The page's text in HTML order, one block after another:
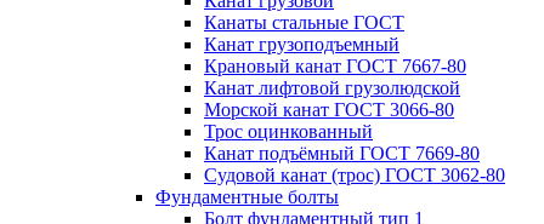
Канаты стальные ГОСТ
Канат грузоподъемный
Крановый канат ГОСТ 7667-80
Канат лифтовой грузолюдской
Морской канат ГОСТ 3066-80
Трос оцинкованный
Канат подъёмный ГОСТ 7669-80
Судовой канат (трос) ГОСТ 3062-80
Фундаментные болты
Болт фундаментный тип 1